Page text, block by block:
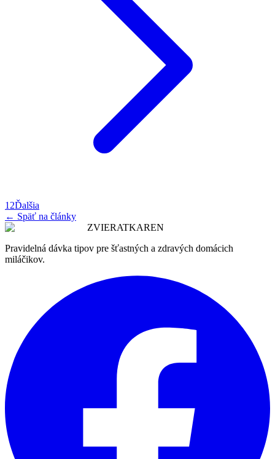
1 2Ďalšia
← Späť na články
ZVIERATKAREN
Pravidelná dávka tipov pre šťastných a zdravých domácich
miláčikov.